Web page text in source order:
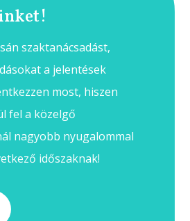
szaktanácsadást,
a jelentések
most, hiszen
fel a közelgő
nagyobb nyugalommal
időszaknak!